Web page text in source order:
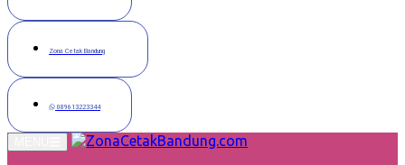
Zona Cetak Bandung
089613223344